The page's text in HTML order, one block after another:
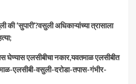
‘सुपारी’?वसुली अधिकाऱ्यांच्या त्रासाला
घेण्यास एलसीबीचा नकार,यवतमाळ एलसीबीत
एलसीबी-वसुली-दरोडा-तपास-गंभीर-